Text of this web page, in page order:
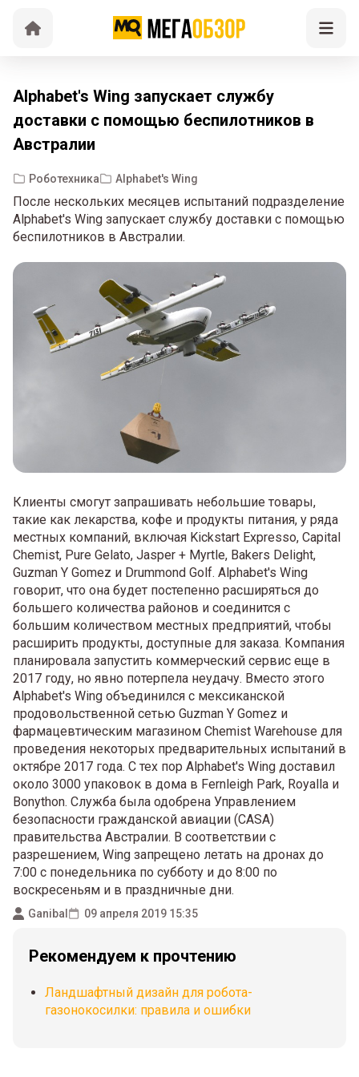
Alphabet's Wing запускает службу
доставки с помощью беспилотников в
Австралии
Роботехника Alphabet's Wing
После нескольких месяцев испытаний подразделение
Alphabet's Wing запускает службу доставки с помощью
беспилотников в Австралии.
Клиенты смогут запрашивать небольшие товары,
такие как лекарства, кофе и продукты питания, у ряда
местных компаний, включая Kickstart Expresso, Capital
Chemist, Pure Gelato, Jasper + Myrtle, Bakers Delight,
Guzman Y Gomez и Drummond Golf. Alphabet's Wing
говорит, что она будет постепенно расширяться до
большего количества районов и соединится с
большим количеством местных предприятий, чтобы
расширить продукты, доступные для заказа. Компания
планировала запустить коммерческий сервис еще в
2017 году, но явно потерпела неудачу. Вместо этого
Alphabet's Wing объединился с мексиканской
продовольственной сетью Guzman Y Gomez и
фармацевтическим магазином Chemist Warehouse для
проведения некоторых предварительных испытаний в
октябре 2017 года. С тех пор Alphabet's Wing доставил
около 3000 упаковок в дома в Fernleigh Park, Royalla и
Bonython. Служба была одобрена Управлением
безопасности гражданской авиации (CASA)
правительства Австралии. В соответствии с
разрешением, Wing запрещено летать на дронах до
7:00 с понедельника по субботу и до 8:00 по
воскресеньям и в праздничные дни.
Ganibal 09 апреля 2019 15:35
Рекомендуем к прочтению
Ландшафтный дизайн для робота-
газонокосилки: правила и ошибки